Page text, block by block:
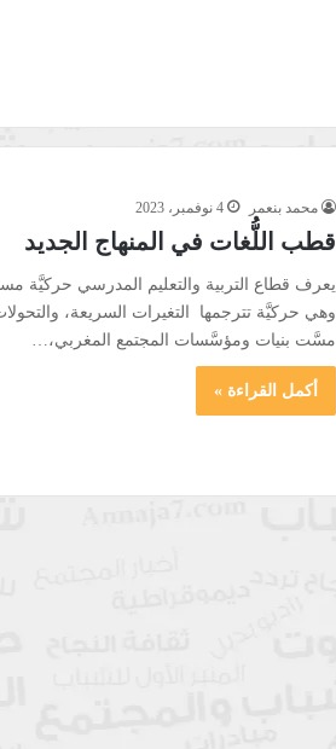
محمد بنعمر 4 نوفمبر، 2023
قطب اللُّغات في المنهاج الجديد
يعرف قطاع التربية والتعليم المدرسي حركيَّة
وهي حركيَّة تترجمها التغيرات السريعة،
مسَّت بنيات ومؤسَّسات المجتمع المغربي،…
أكمل القراءة »